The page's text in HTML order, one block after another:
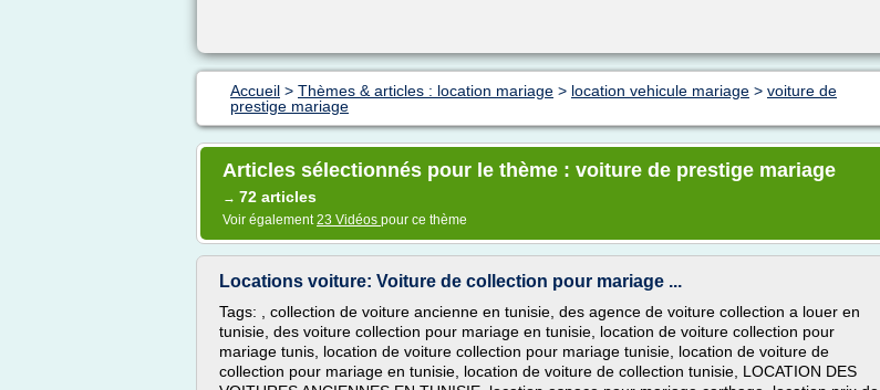
Accueil > Thèmes & articles : location mariage > location vehicule mariage > voiture de
prestige mariage
Articles sélectionnés pour le thème : voiture de prestige mariage
→ 72 articles
Voir également23 Vidéos pour ce thème
Locations voiture: Voiture de collection pour mariage ...
Tags: , collection de voiture ancienne en tunisie, des agence de voiture collection a louer en
tunisie, des voiture collection pour mariage en tunisie, location de voiture collection pour
mariage tunis, location de voiture collection pour mariage tunisie, location de voiture de
collection pour mariage en tunisie, location de voiture de collection tunisie, LOCATION DES